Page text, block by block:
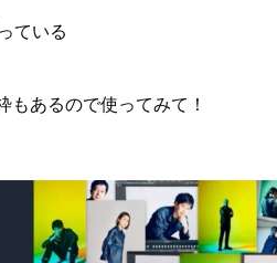
ている
もあるので使ってみて！